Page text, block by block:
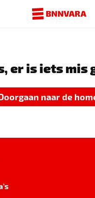
er is iets mis
naar de